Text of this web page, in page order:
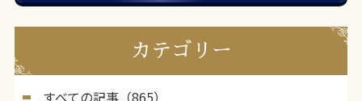
カテゴリー